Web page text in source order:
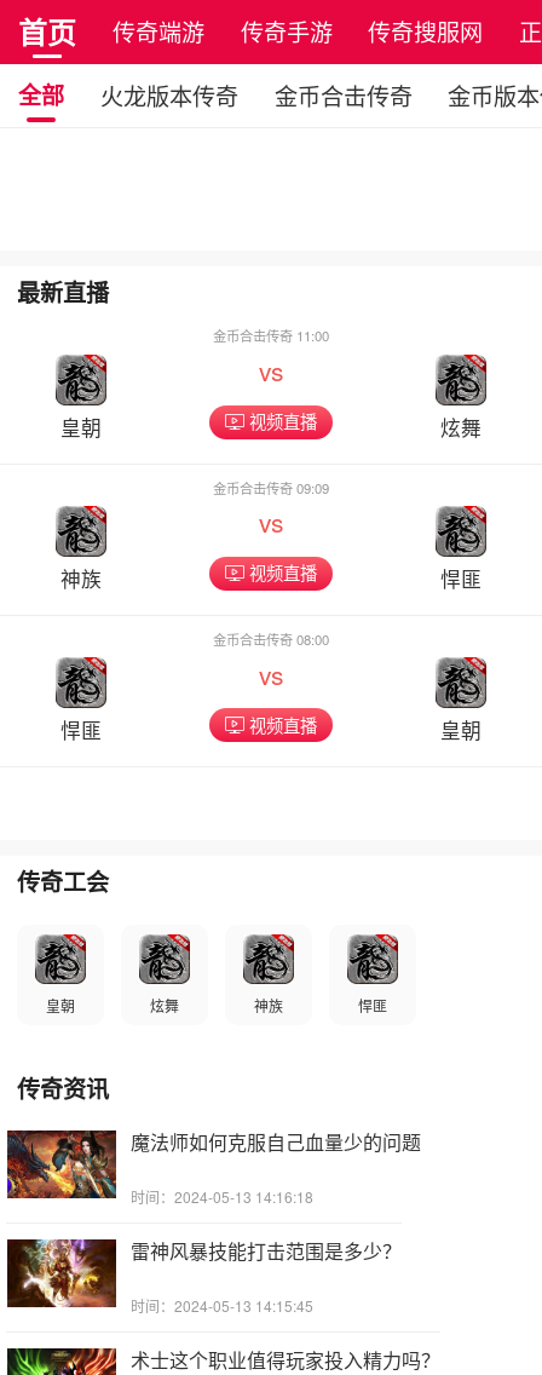
首页 传奇端游 传奇手游 传奇搜服网
全部
火龙版本传奇 金币合击传奇 金币版
最新直播
皇朝
金币合击传奇 11:00
vs
视频直播 炫舞
神族
金币合击传奇 09:09
vs
视频直播 悍匪
悍匪
金币合击传奇 08:00
vs
视频直播 皇朝
传奇工会
皇朝 炫舞 神族 悍匪
传奇资讯
魔法师如何克服自己血量少的问题
时间：2024-05-13 14:16:18
雷神风暴技能打击范围是多少？
时间：2024-05-13 14:15:45
术士这个职业值得玩家投入精力吗？